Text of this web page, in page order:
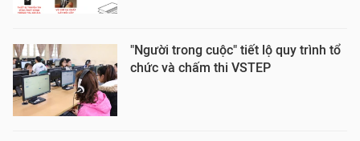
"Người trong cuộc" tiết lộ quy trình tổ
chức và chấm thi VSTEP